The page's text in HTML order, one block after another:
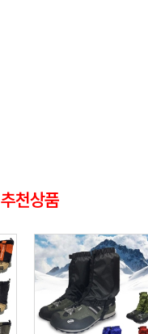
추천상품